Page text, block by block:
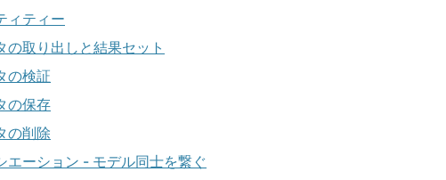
ィティー
の取り出しと結果セット
の検証
の保存
の削除
エーション - モデル同士を繋ぐ